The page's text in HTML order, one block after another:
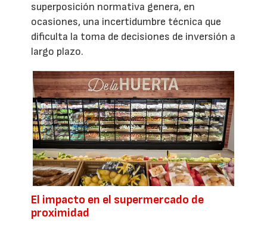
superposición normativa genera, en
ocasiones, una incertidumbre técnica que
dificulta la toma de decisiones de inversión a
largo plazo.
El impacto en el supermercado de
proximidad